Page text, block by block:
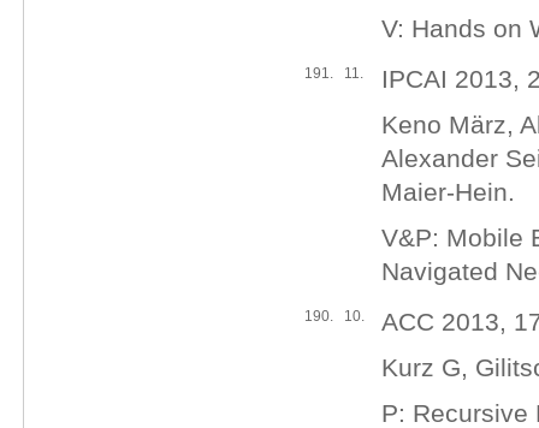
V: Hands on
191. 11.
IPCAI 2013,
Keno März,
Alexander
Maier-Hein.
V&P: Mobile
Navigated
190. 10.
ACC 2013,
Kurz G,
P: Recursive